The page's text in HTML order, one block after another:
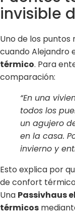
invisible
Uno de los
cuando Alejandro
térmico. Para
comparación:
“En una
todos los
un agujero
en la casa.
invierno y
Esto explica por
de confort
Una Passivhaus
térmicos